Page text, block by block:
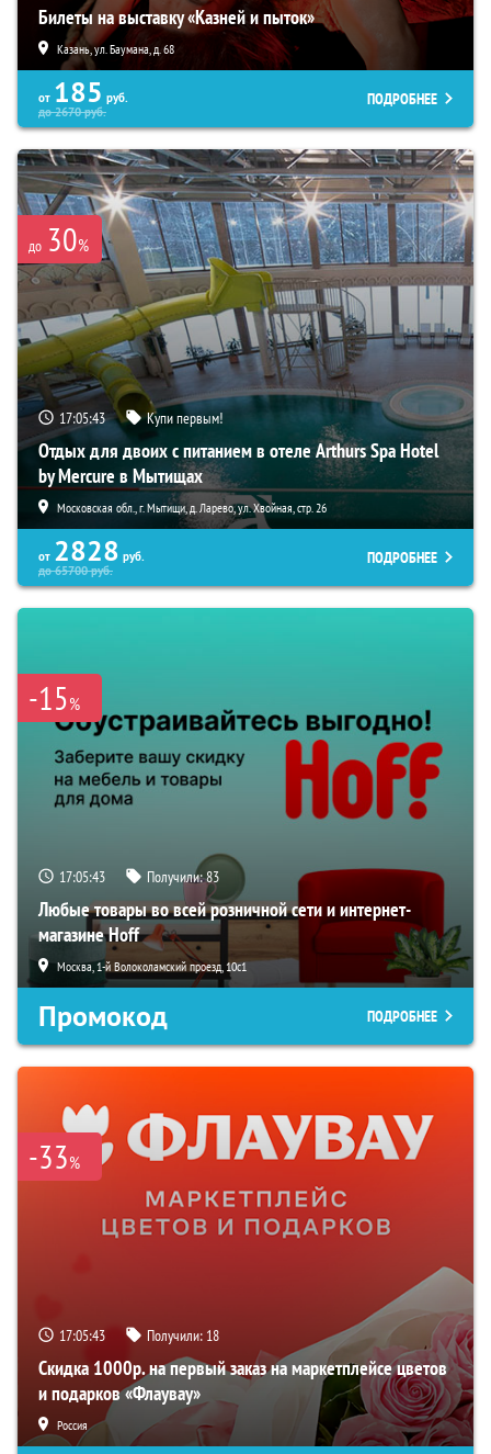
Билеты на выставку «Казней и пыток»
Казань, ул. Баумана, д. 68
от 185 руб.
до2670руб.
ПОДРОБНЕЕ
до 30%
17:05:42 Купи первым!
Отдых для двоих с питанием в отеле Arthurs Spa Hotel
by Mercure в Мытищах
Московская обл., г. Мытищи, д. Ларево, ул. Хвойная, стр. 26
от 2828 руб.
до65700руб.
ПОДРОБНЕЕ
-15%
17:05:42 Получили:83
Любые товары во всей розничной сети и интернет-
магазине Hoff
Москва, 1-й Волоколамский проезд, 10с1
Промокод ПОДРОБНЕЕ
-33%
17:05:42 Получили: 18
Скидка 1000р. на первый заказ на маркетплейсе цветов
и подарков «Флаувау»
Россия